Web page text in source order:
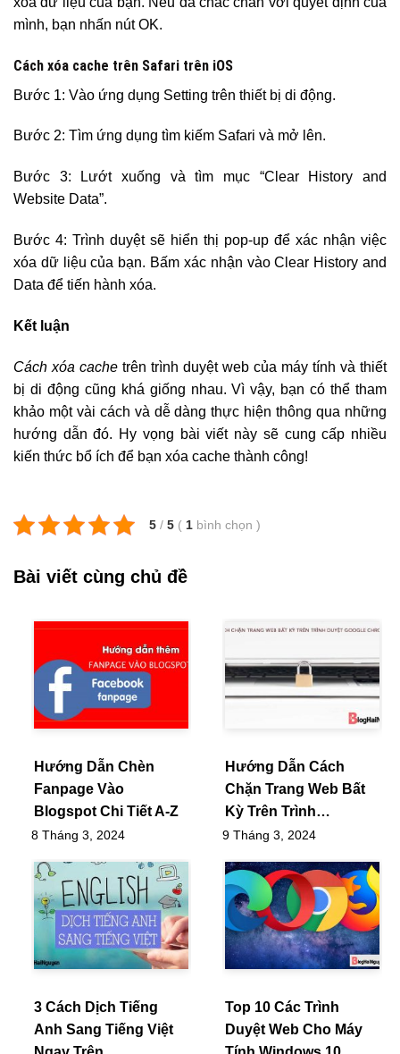
mình, bạn nhấn nút OK.
Cách xóa cache trên Safari trên iOS
Bước 1: Vào ứng dụng Setting trên thiết bị di động.
Bước 2: Tìm ứng dụng tìm kiếm Safari và mở lên.
Bước 3: Lướt xuống và tìm mục “Clear History and
Website Data”.
Bước 4: Trình duyệt sẽ hiển thị pop-up để xác nhận việc
xóa dữ liệu của bạn. Bấm xác nhận vào Clear History and
Data để tiến hành xóa.
Kết luận
Cách xóa cache trên trình duyệt web của máy tính và thiết
bị di động cũng khá giống nhau. Vì vậy, bạn có thể tham
khảo một vài cách và dễ dàng thực hiện thông qua những
hướng dẫn đó. Hy vọng bài viết này sẽ cung cấp nhiều
kiến thức bổ ích để bạn xóa cache thành công!
5 / 5 ( 1 bình chọn )
Bài viết cùng chủ đề
Hướng Dẫn Chèn
Fanpage Vào
Blogspot Chi Tiết A-Z
8 Tháng 3, 2024
Hướng Dẫn Cách
Chặn Trang Web Bất
Kỳ Trên Trình…
9 Tháng 3, 2024
3 Cách Dịch Tiếng
Anh Sang Tiếng Việt
Top 10 Các Trình
Duyệt Web Cho Máy